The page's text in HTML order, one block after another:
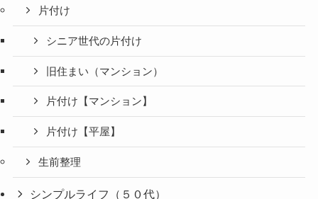
片付け
シニア世代の片付け
旧住まい（マンション）
片付け【マンション】
片付け【平屋】
生前整理
シンプルライフ（５０代）